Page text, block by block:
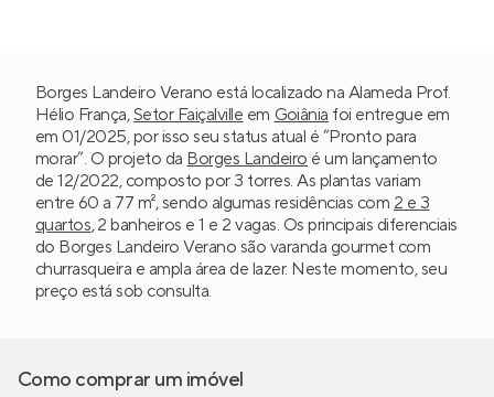
Borges Landeiro Verano está localizado na Alameda Prof.
Hélio França,Setor Faiçalville em Goiânia foi entregue em
em 01/2025, por isso seu status atual é “Pronto para
morar”. O projeto da Borges Landeiro é um lançamento
de 12/2022, composto por 3 torres. As plantas variam
entre 60 a 77 m², sendo algumas residências com 2 e 3
quartos, 2 banheiros e 1 e 2 vagas. Os principais diferenciais
do Borges Landeiro Verano são varanda gourmet com
churrasqueira e ampla área de lazer. Neste momento, seu
preço está sob consulta.
Como comprar um imóvel